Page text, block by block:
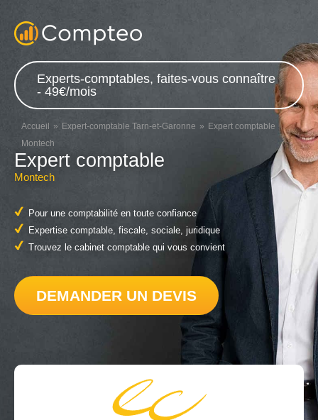
Experts-comptables, faites-vous connaître
- 49€/mois
Accueil Expert-comptable Tarn-et-Garonne
Expert comptable
Montech
Expert comptable
Montech
Pour une comptabilité en toute confiance
Expertise comptable, fiscale, sociale, juridique
Trouvez le cabinet comptable qui vous convient
DEMANDER UN DEVIS